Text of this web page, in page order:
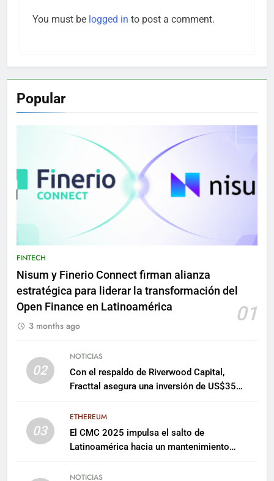
You must be logged in to post a comment.
Popular
FINTECH
Nisum y Finerio Connect firman alianza
estratégica para liderar la transformación del
Open Finance en Latinoamérica
01
3 months ago
02
NOTICIAS
Con el respaldo de Riverwood Capital,
Fracttal asegura una inversión de US$35
03
ETHEREUM
El CMC 2025 impulsa el salto de
Latinoamérica hacia un mantenimiento
NOTICIAS